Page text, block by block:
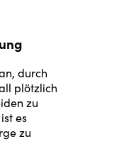
durch
plötzlich
zu
es
zu